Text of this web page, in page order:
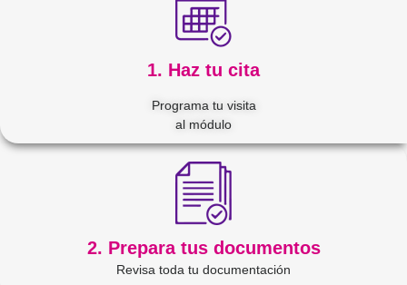
1. Haz tu cita
Programa tu visita
al módulo
2. Prepara tus documentos
Revisa toda tu documentación